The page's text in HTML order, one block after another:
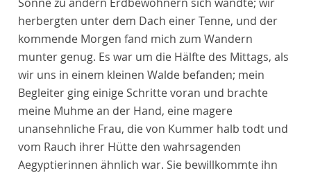
herbergten unter dem Dach einer Tenne, und der
kommende Morgen fand mich zum Wandern
munter genug. Es war um die Hälfte des Mittags, als
wir uns in einem kleinen Walde befanden; mein
Begleiter ging einige Schritte voran und brachte
meine Muhme an der Hand, eine magere
unansehnliche Frau, die von Kummer halb todt und
vom Rauch ihrer Hütte den wahrsagenden
Aegyptierinnen ähnlich war. Sie bewillkommte ihn